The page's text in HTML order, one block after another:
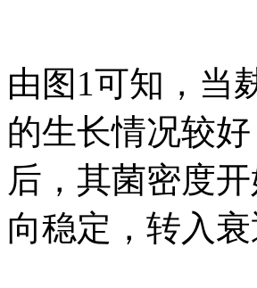
由图1可知，当
的生长情况较
后，其菌密度
向稳定，转入衰